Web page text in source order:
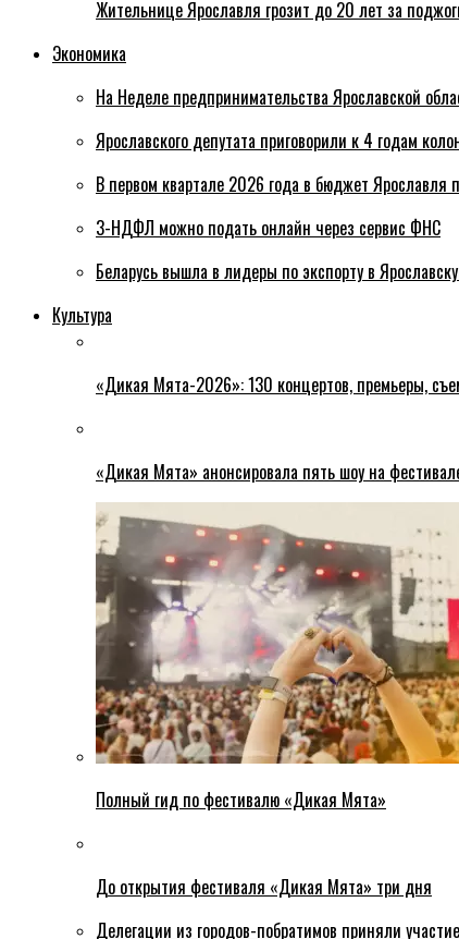
Жительнице Ярославля грозит до 20 лет за
Экономика
На Неделе предпринимательства Ярославской
Ярославского депутата приговорили к 4 годам
В первом квартале 2026 года в бюджет Ярославля
3-НДФЛ можно подать онлайн через сервис ФНС
Беларусь вышла в лидеры по экспорту в
Культура
«Дикая Мята-2026»: 130 концертов, премьеры,
«Дикая Мята» анонсировала пять шоу на
Полный гид по фестивалю «Дикая Мята»
До открытия фестиваля «Дикая Мята» три дня
Делегации из городов-побратимов приняли